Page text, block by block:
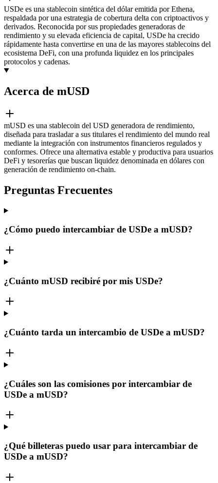
USDe es una stablecoin sintética del dólar emitida por Ethena,
respaldada por una estrategia de cobertura delta con criptoactivos y
derivados. Reconocida por sus propiedades generadoras de
rendimiento y su elevada eficiencia de capital, USDe ha crecido
rápidamente hasta convertirse en una de las mayores stablecoins del
ecosistema DeFi, con una profunda liquidez en los principales
protocolos y cadenas.
Acerca de mUSD
mUSD es una stablecoin del USD generadora de rendimiento,
diseñada para trasladar a sus titulares el rendimiento del mundo real
mediante la integración con instrumentos financieros regulados y
conformes. Ofrece una alternativa estable y productiva para usuarios
DeFi y tesorerías que buscan liquidez denominada en dólares con
generación de rendimiento on-chain.
Preguntas Frecuentes
¿Cómo puedo intercambiar de USDe a mUSD?
¿Cuánto mUSD recibiré por mis USDe?
¿Cuánto tarda un intercambio de USDe a mUSD?
¿Cuáles son las comisiones por intercambiar de
USDe a mUSD?
¿Qué billeteras puedo usar para intercambiar de
USDe a mUSD?